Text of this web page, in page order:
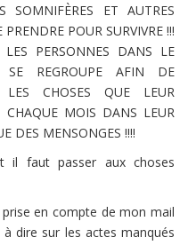
SOMNIFÈRES ET AUTRES
POUR SURVIVRE !!!
PERSONNES DANS LE
REGROUPE AFIN DE
LES CHOSES QUE LEUR
CHAQUE MOIS DANS LEUR
DES MENSONGES !!!!
il faut passer aux choses
prise en compte de mon mail
dire sur les actes manqués